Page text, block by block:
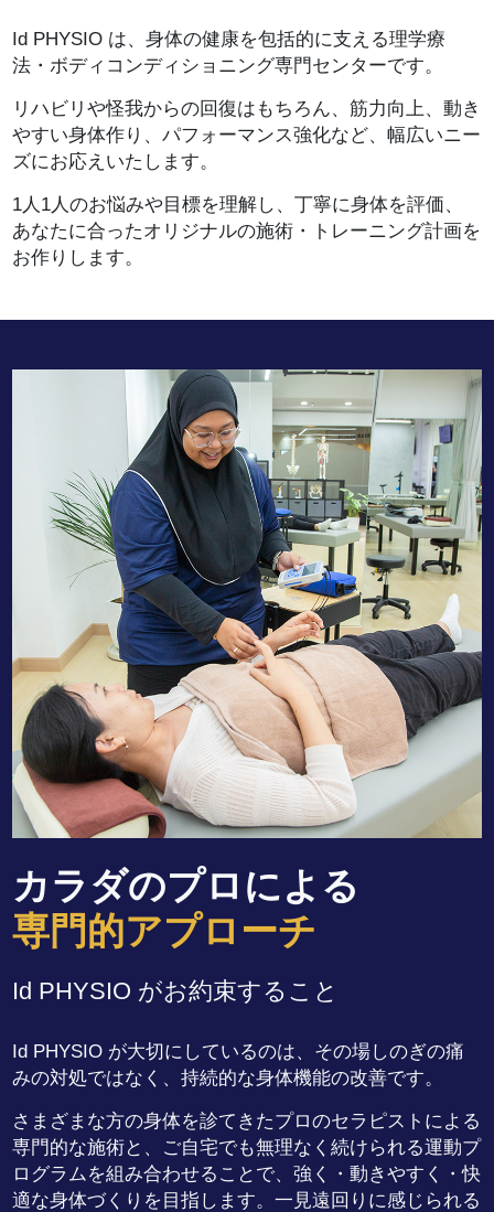
Id PHYSIO は、身体の健康を包括的に支える理学療
法・ボディコンディショニング専門センターです。
リハビリや怪我からの回復はもちろん、筋力向上、動き
やすい身体作り、パフォーマンス強化など、幅広いニー
ズにお応えいたします。
1人1人のお悩みや目標を理解し、丁寧に身体を評価、
あなたに合ったオリジナルの施術・トレーニング計画を
お作りします。
カラダのプロによる
専門的アプローチ
Id PHYSIO がお約束すること
Id PHYSIO が大切にしているのは、その場しのぎの痛
みの対処ではなく、持続的な身体機能の改善です。
さまざまな方の身体を診てきたプロのセラピストによる
専門的な施術と、ご自宅でも無理なく続けられる運動プ
ログラムを組み合わせることで、強く・動きやすく・快
適な身体づくりを目指します。一見遠回りに感じられる